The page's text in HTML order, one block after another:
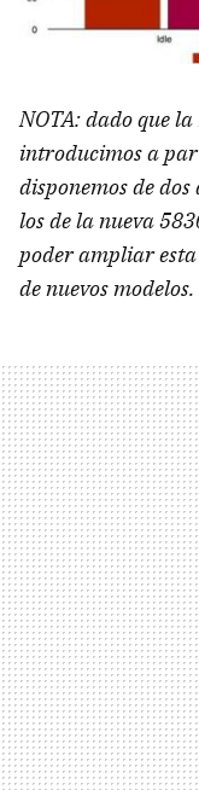
NOTA: dado que
introducimos a
disponemos de
los de la nueva
poder ampliar
de nuevos modelos.